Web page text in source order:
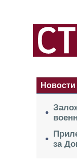
Новости
за